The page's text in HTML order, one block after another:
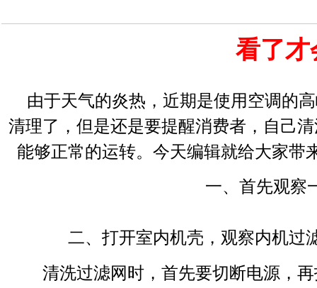
看了才
由于天气的炎热，近期是使用空调的
清理了，但是还是要提醒消费者，自己
能够正常的运转。今天编辑就给大家带
一、首先观察
二、打开室内机壳，观察内机过滤
清洗过滤网时，首先要切断电源，再